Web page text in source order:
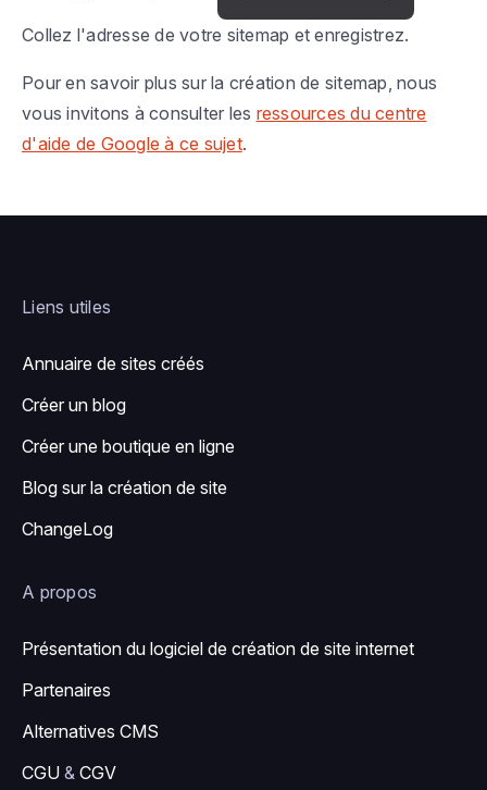
Collez l'adresse de votre sitemap et enregistrez.
Pour en savoir plus sur la création de sitemap, nous
vous invitons à consulter les ressources du centre
d'aide de Google à ce sujet.
Liens utiles
Annuaire de sites créés
Créer un blog
Créer une boutique en ligne
Blog sur la création de site
ChangeLog
A propos
Présentation du logiciel de création de site internet
Partenaires
Alternatives CMS
CGU & CGV